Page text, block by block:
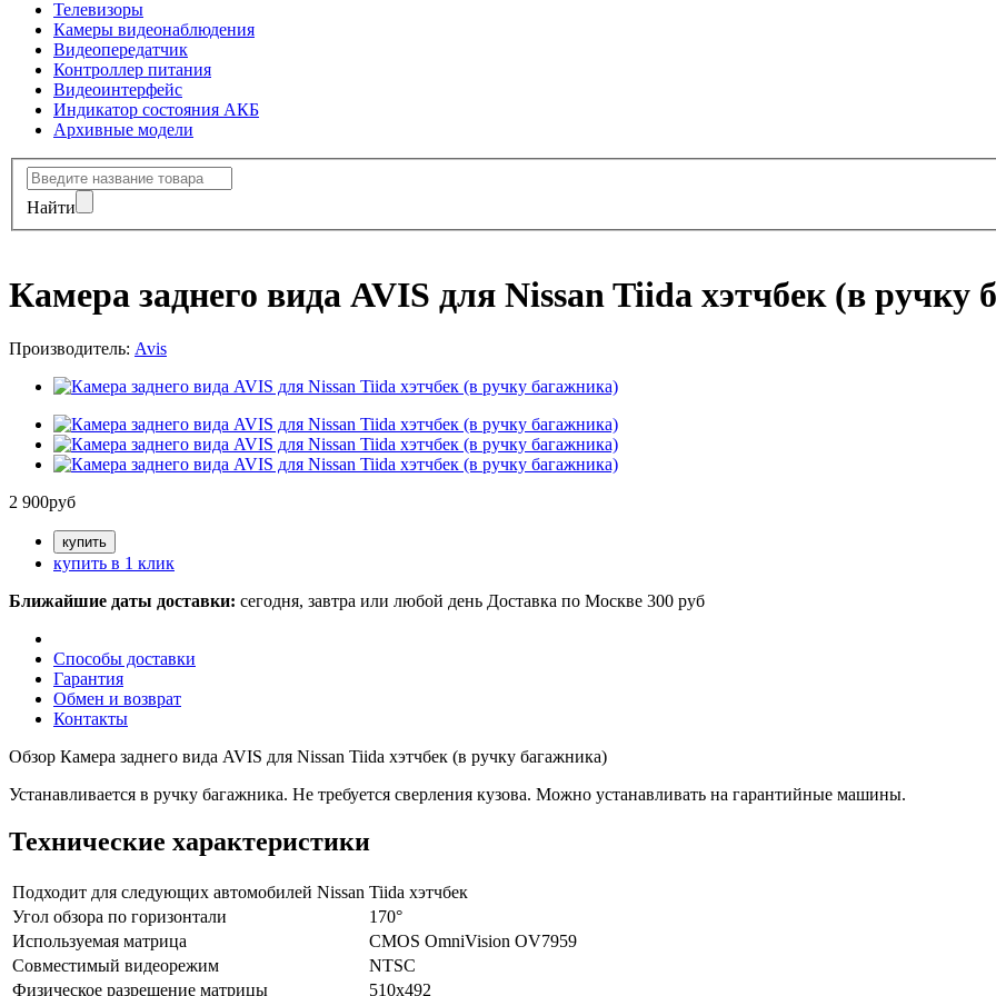
Телевизоры
Камеры видеонаблюдения
Видеопередатчик
Контроллер питания
Видеоинтерфейс
Индикатор состояния АКБ
Архивные модели
Найти
Камера заднего вида AVIS для Nissan Tiida хэтчбек (в ручку
Производитель: Avis
2 900руб
купить в 1 клик
Ближайшие даты доставки: сегодня, завтра или любой день Доставка по Москве 300 руб
Способы доставки
Гарантия
Обмен и возврат
Контакты
Обзор Камера заднего вида AVIS для Nissan Tiida хэтчбек (в ручку багажника)
Устанавливается в ручку багажника. Не требуется сверления кузова. Можно устанавливать на гарантийные машины.
Технические характеристики
Подходит для следующих автомобилей Nissan Tiida хэтчбек
Угол обзора по горизонтали
170°
Используемая матрица
CMOS OmniVision OV7959
Совместимый видеорежим
NTSC
Физическое разрешение матрицы
510х492